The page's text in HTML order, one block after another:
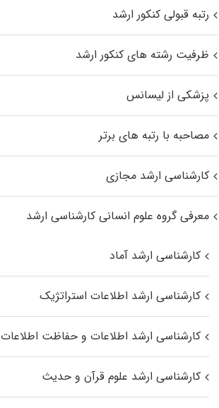
رتبه قبولی کنکور ارشد
ظرفیت رشته های کنکور ارشد
پزشکی از لیسانس
مصاحبه با رتبه های برتر
کارشناسی ارشد مجازی
معرفی گروه علوم انسانی کارشناسی ارشد
کارشناسی ارشد آماد
کارشناسی ارشد اطلاعات استراتژیک
کارشناسی ارشد اطلاعات و حفاظت اطلاعات
کارشناسی ارشد علوم قرآن و حدیث